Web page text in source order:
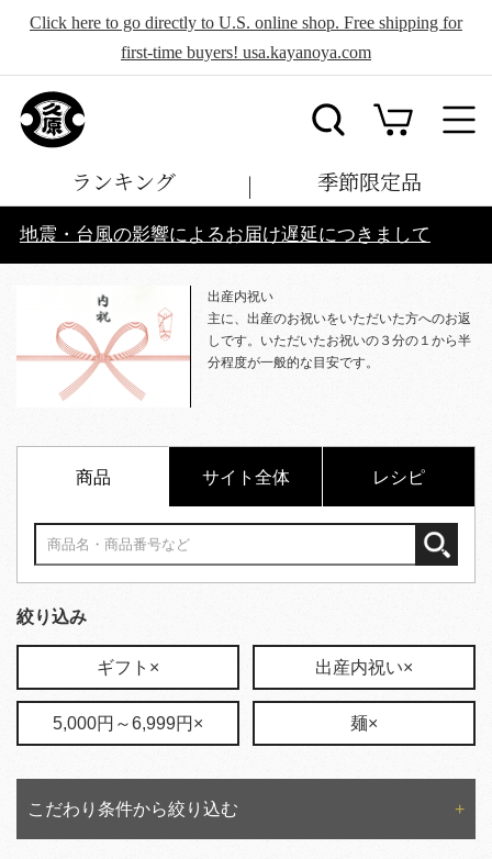
Click here to go directly to U.S. online shop. Free shipping for
first-time buyers! usa.kayanoya.com
ランキング 季節限定品
地震・台風の影響によるお届け遅延につきまして
出産内祝い
主に、出産のお祝いをいただいた方へのお返
しです。いただいたお祝いの３分の１から半
分程度が一般的な目安です。
商品 サイト全体 レシピ
絞り込み
ギフト× 出産内祝い×
5,000円～6,999円× 麺×
こだわり条件から絞り込む